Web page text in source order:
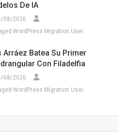
De IA
08/2026
WordPress Migration User
Arráez Batea Su Primer
Con Filadelfia
08/2026
WordPress Migration User